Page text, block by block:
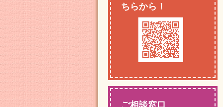
ちらから！
ご相談窓口